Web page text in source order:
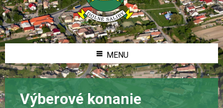
MENU
Výberové konanie